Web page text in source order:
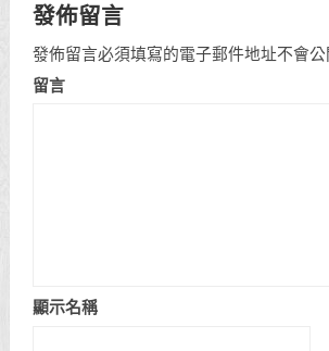
發佈留言
發佈留言必須填寫的電子郵件地址不會公
留言
顯示名稱